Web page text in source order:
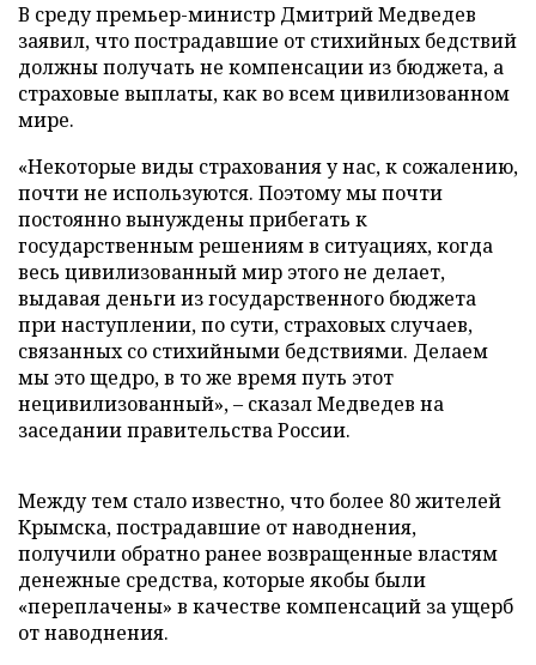
В среду премьер-министр Дмитрий Медведев
заявил, что пострадавшие от стихийных бедствий
должны получать не компенсации из бюджета, а
страховые выплаты, как во всем цивилизованном
мире.
«Некоторые виды страхования у нас, к сожалению,
почти не используются. Поэтому мы почти
постоянно вынуждены прибегать к
государственным решениям в ситуациях, когда
весь цивилизованный мир этого не делает,
выдавая деньги из государственного бюджета
при наступлении, по сути, страховых случаев,
связанных со стихийными бедствиями. Делаем
мы это щедро, в то же время путь этот
нецивилизованный», – сказал Медведев на
заседании правительства России.
Между тем стало известно, что более 80 жителей
Крымска, пострадавшие от наводнения,
получили обратно ранее возвращенные властям
денежные средства, которые якобы были
«переплачены» в качестве компенсаций за ущерб
от наводнения.